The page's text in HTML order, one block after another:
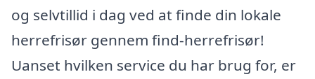
og selvtillid i dag ved at finde din lokale
herrefrisør gennem find-herrefrisør!
Uanset hvilken service du har brug for, er